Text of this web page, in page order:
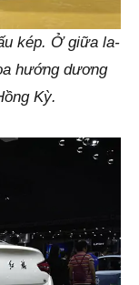
kép. Ở giữa la-
hướng dương
Kỳ.